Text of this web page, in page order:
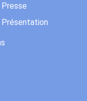
Presse
Présentation